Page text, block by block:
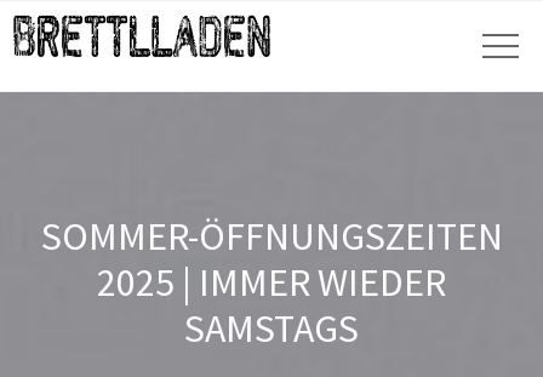
SOMMER-ÖFFNUNGSZEITEN
2025 | IMMER WIEDER
SAMSTAGS